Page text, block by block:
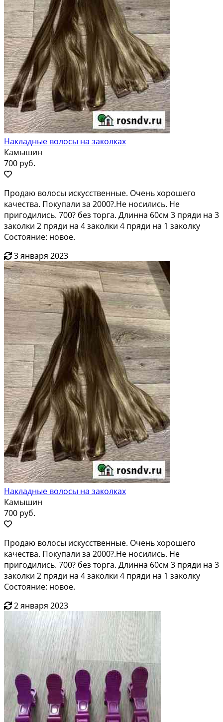
Накладные волосы на заколках
Камышин
700 руб.
Продаю волосы искусственные. Очень хорошего
качества. Покупали за 2000?.Не носились. Не
пригодились. 700? без торга. Длинна 60см 3 пряди на 3
заколки 2 пряди на 4 заколки 4 пряди на 1 заколку
Состояние: новое.
3 января 2023
Накладные волосы на заколках
Камышин
700 руб.
Продаю волосы искусственные. Очень хорошего
качества. Покупали за 2000?.Не носились. Не
пригодились. 700? без торга. Длинна 60см 3 пряди на 3
заколки 2 пряди на 4 заколки 4 пряди на 1 заколку
Состояние: новое.
2 января 2023